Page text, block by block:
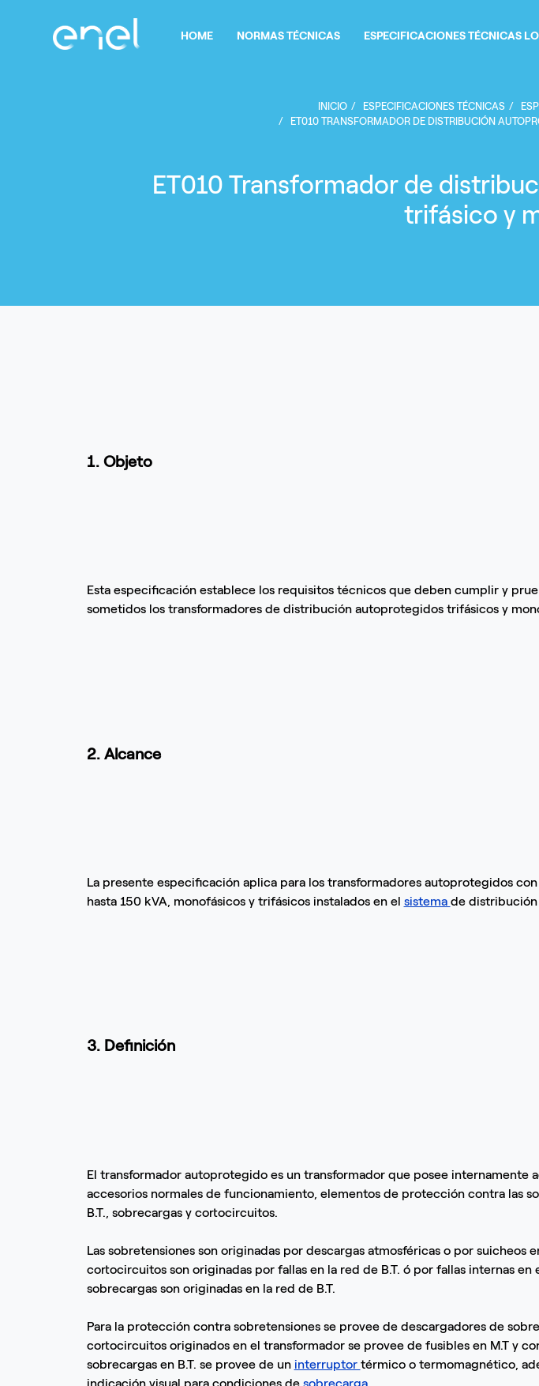
HOME NORMAS TÉCNICAS ESPECIFICACIONES TÉCNICAS
INICIO ESPECIFICACIONES TÉCNICAS
ET010 TRANSFORMADOR DE DISTRIBUCIÓN
ET010 Transformador de
trifásico y
1. Objeto
Esta especificación establece los requisitos técnicos que deben cumplir y
sometidos los transformadores de distribución autoprotegidos trifásicos y
2. Alcance
La presente especificación aplica para los transformadores autoprotegidos
hasta 150 kVA, monofásicos y trifásicos instalados en el sistema de distribución
3. Definición
El transformador autoprotegido es un transformador que posee internamente
accesorios normales de funcionamiento, elementos de protección contra las
B.T., sobrecargas y cortocircuitos.
Las sobretensiones son originadas por descargas atmosféricas o por suicheos
cortocircuitos son originadas por fallas en la red de B.T. ó por fallas internas en
sobrecargas son originadas en la red de B.T.
Para la protección contra sobretensiones se provee de descargadores de
cortocircuitos originados en el transformador se provee de fusibles en M.T y
sobrecargas en B.T. se provee de un interruptor térmico o termomagnético,